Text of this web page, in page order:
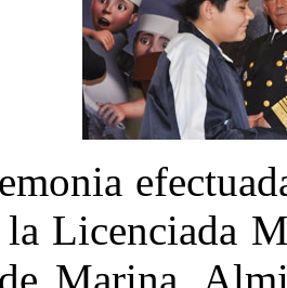
Licenciada
Marina,